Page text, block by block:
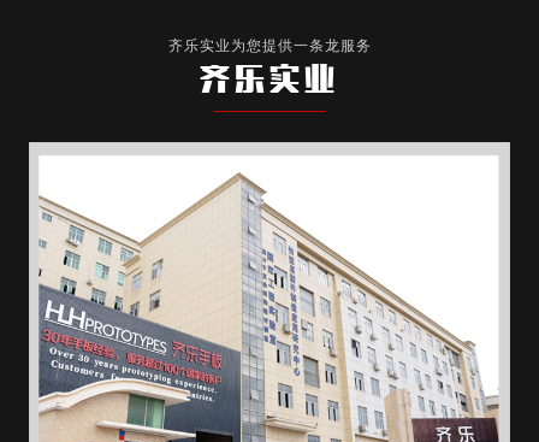
齐乐实业为您提供一条龙服务
齐乐实业